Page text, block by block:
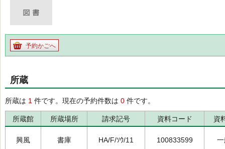
予約かごへ
所蔵
所蔵は 1 件です。現在の予約件数は 0 件です。
所蔵館 所蔵場所 請求記号 資料コード 資
興風 書庫 HA/F/ｿｳ/11 100833599